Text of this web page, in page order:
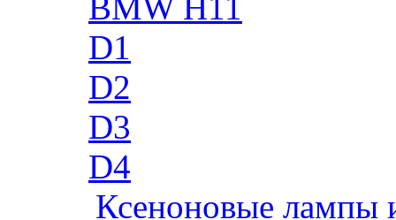
BMW H11
D1
D2
D3
D4
Ксеноновые лампы